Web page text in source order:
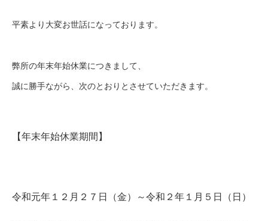
平素より大変お世話になっております。
弊所の年末年始休業につきまして、
誠に勝手ながら、次のとおりとさせていただきます。
【年末年始休業期間】
令和元年１２月２７日（金）～令和２年１月５日（日）